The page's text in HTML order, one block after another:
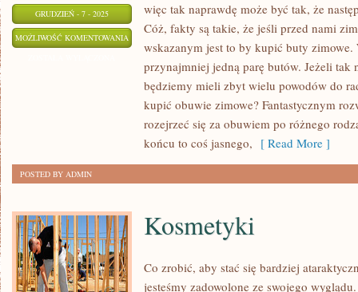
GRUDZIEŃ - 7 - 2025
MOŻLIWOŚĆ KOMENTOWANIA
więc tak naprawdę może być tak, że
Cóż, fakty są takie, że jeśli przed nami
wskazanym jest to by kupić buty
przynajmniej jedną parę butów. Jeżeli tak
będziemy mieli zbyt wielu powodów do
kupić obuwie zimowe? Fantastycznym
rozejrzeć się za obuwiem po różnego
końcu to coś jasnego, [ Read More ]
POSTED BY ADMIN
Kosmetyki
Co zrobić, aby stać się bardziej
jesteśmy zadowolone ze swojego